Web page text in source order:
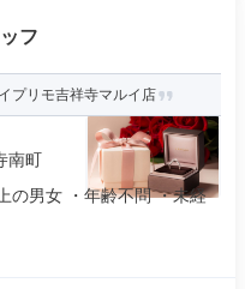
フ
プリモ吉祥寺マルイ店
南町
の男女 ・年齢不問 ・未経